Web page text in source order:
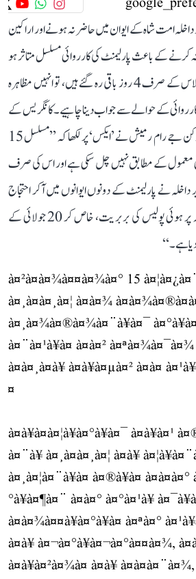
داخلہ امت شاہ کے ایوان میں حاضر نہ ہونے اور اراکین
کرنے کے باعث پارلیمنٹ کی کارروائی مسلسل متاثر ہو
رہی ہے۔ اب جبکہ موجودہ اجلاس کے صرف 4 روز باقی رہ گئے ہیں، تو انہیں مظاہرہ
کے حوالے سے جواب دینا چاہیے۔ کانگریس کے
جنرل سکریٹری اور راجیہ سبھا رکن جے رام رمیش نے ’ایکس‘ پر لکھا کہ ’’مسلسل 15
معمول کے مطابق نہیں چل سکی ہے اور اس کی صرف
نے پارلیمنٹ کے دونوں ایوانوں میں آکر احتجاج
کرنے والے نوجوانوں اور طلبہ پر ہوئی پولیس کی بربریت، خاص کر 20 جولائی کے
ہے۔‘‘
à¤²à¤à¤¾à¤¤à¤¾à¤° 15
à¤¸à¤à¤¸à¤¦ à¤à¤¾
à¤¸à¤¾à¤®à¤¾à¤¨à¥à¤¯
à¤¨à¤¹à¥à¤ à¤à¤² à¤ªà¤¾à¤¯à¤¾
à¤à¤¸à¤à¥ à¤à¥à¤µà¤² à¤à¤
¤
à¤à¥à¤à¤¦à¥à¤°à¥à¤¯ à¤à¥à¤¹
à¤¨à¥ à¤¸à¤à¤¸à¤¦ à¤à¥
à¤¸à¤¦à¤¨à¥à¤ à¤®à¥à¤
°à¥à¤¶à¤¨ à¤à¤° à¤°à¤¹à¥
à¤à¤¾à¤¤à¥à¤°à¥à¤ à¤ªà¤°
à¤à¥ à¤¬à¤°à¥à¤¬à¤°à¤¤à¤¾,
à¤à¥à¤²à¤¾à¤ à¤à¥